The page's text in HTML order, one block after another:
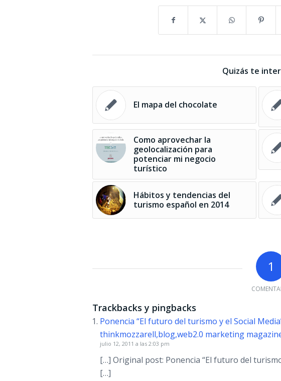
Quizás te
El mapa del chocolate
Como aprovechar la
geolocalización para
potenciar mi negocio
turístico
Hábitos y tendencias del
turismo español en 2014
1
Trackbacks y pingbacks
Ponencia “El futuro del turismo y el Social
thinkmozzarell,blog,web2.0 marketing
julio 12, 2011 a las 2:03 pm
[…] Original post: Ponencia “El futuro del
[…]